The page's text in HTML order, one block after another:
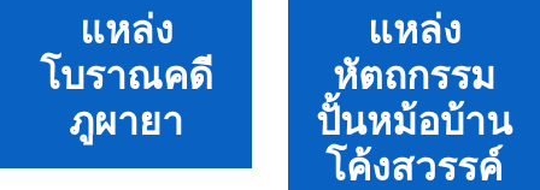
แหล่ง
โบราณคดี
ภูผายา
แหล่ง
หัตถกรรม
ปั้นหม้อบ้าน
โค้งสวรรค์